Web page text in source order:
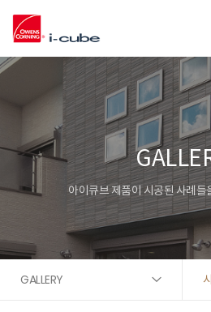
아이큐브 제품이 시공된 사례들
GALLERY